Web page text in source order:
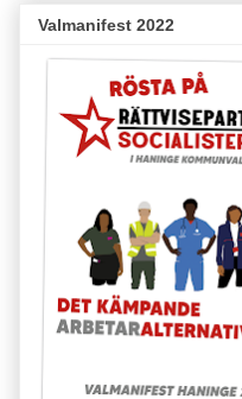
Valmanifest 2022